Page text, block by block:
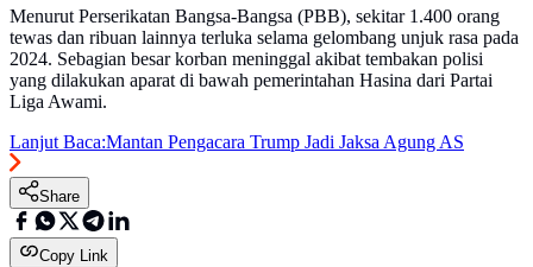
Menurut Perserikatan Bangsa-Bangsa (PBB), sekitar 1.400 orang
tewas dan ribuan lainnya terluka selama gelombang unjuk rasa pada
2024. Sebagian besar korban meninggal akibat tembakan polisi
yang dilakukan aparat di bawah pemerintahan Hasina dari Partai
Liga Awami.
Lanjut Baca:Mantan Pengacara Trump Jadi Jaksa Agung AS
Share
Copy Link